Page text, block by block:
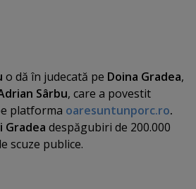
o dă în judecată pe Doina Gradea,
Sârbu, care a povestit
platforma oaresuntunporc.ro.
Gradea despăgubiri de 200.000
scuze publice.